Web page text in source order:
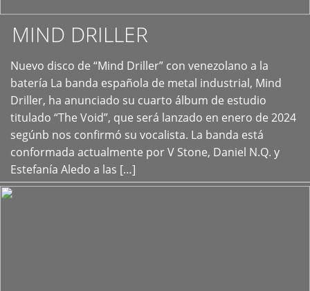
MIND DRILLER
Nuevo disco de “Mind Driller” con venezolano a la
batería La banda española de metal industrial, Mind
Driller, ha anunciado su cuarto álbum de estudio
titulado “The Void”, que será lanzado en enero de 2024
segúnb nos confirmó su vocalista. La banda está
conformada actualmente por V Stone, Daniel N.Q. y
Estefanía Aledo a las […]
+